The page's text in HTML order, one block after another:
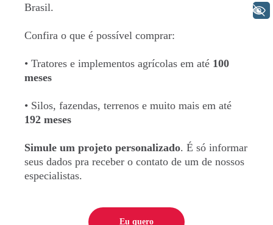
Brasil.
Confira o que é possível comprar:
• Tratores e implementos agrícolas em até 100
meses
• Silos, fazendas, terrenos e muito mais em até
192 meses
Simule um projeto personalizado. É só informar
seus dados pra receber o contato de um de nossos
especialistas.
Eu quero